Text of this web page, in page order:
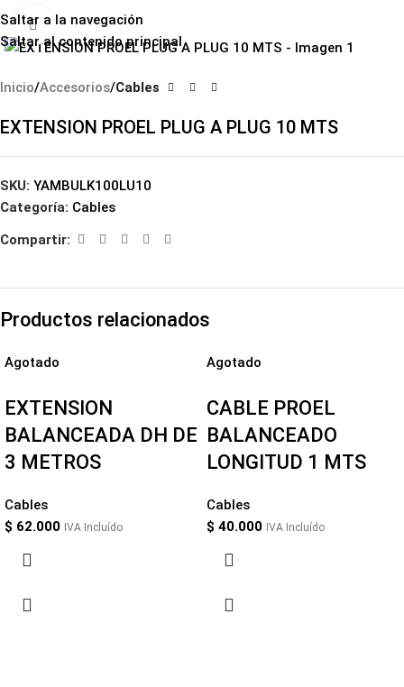
Saltar a la navegación
Saltar al contenido principal
Haga clic para ampliar
Inicio Accesorios Cables
EXTENSION PROEL PLUG A PLUG 10 MTS
SKU: YAMBULK100LU10
Categoría: Cables
Compartir:
Productos relacionados
Agotado
EXTENSION
BALANCEADA DH DE
3 METROS
Cables
$ 62.000 IVA Incluído
Agotado
CABLE PROEL
BALANCEADO
LONGITUD 1 MTS
Cables
$ 40.000 IVA Incluído